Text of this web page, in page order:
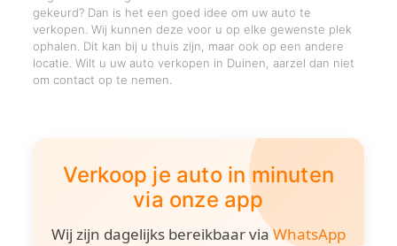
gekeurd? Dan is het een goed idee om uw auto te
verkopen. Wij kunnen deze voor u op elke gewenste plek
ophalen. Dit kan bij u thuis zijn, maar ook op een andere
locatie. Wilt u uw auto verkopen in Duinen, aarzel dan niet
om contact op te nemen.
Verkoop je auto in minuten
via onze app
Wij zijn dagelijks bereikbaar viaWhatsApp